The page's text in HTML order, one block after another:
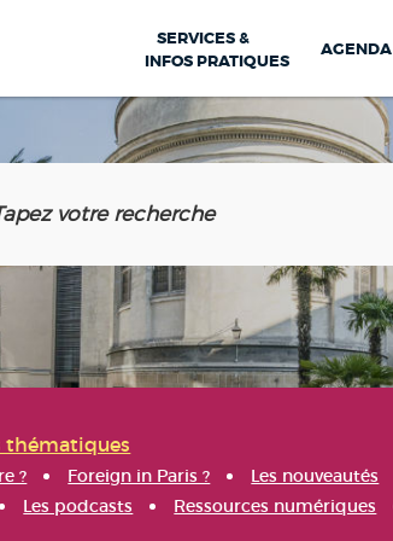
SERVICES &
INFOS PRATIQUES
AGENDA
thématiques
? Foreign in Paris ? Les nouveautés
Les podcasts Ressources numériques